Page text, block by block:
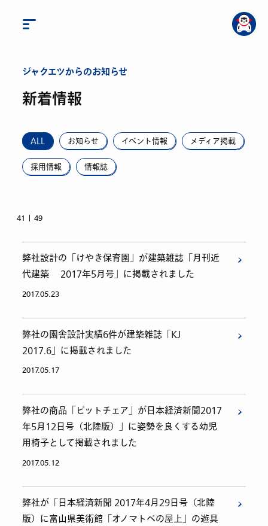
ジャクエツからのお知らせ
新着情報
ALL お知らせ イベント情報 メディア掲載
採用情報 情報誌
41 49
弊社設計の「けやき保育園」が建築雑誌「月刊近
代建築 2017年5月号」に掲載されました
2017.05.23
弊社の園舎設計実績6件が建築雑誌「KJ
2017.6」に掲載されました
2017.05.17
弊社の商品「ピットチェア」が日本経済新聞2017
年5月12日号（北陸版）」に姿勢を良くする幼児
用椅子として掲載されました
2017.05.12
弊社が「日本経済新聞 2017年4月29日号（北陸
版）に富山県美術館「オノマトペの屋上」の遊具